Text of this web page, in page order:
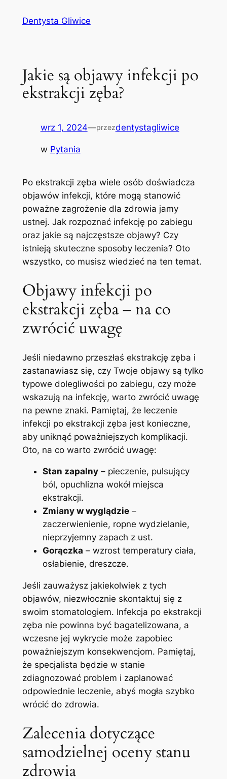
Dentysta Gliwice
Jakie są objawy infekcji po
ekstrakcji zęba?
wrz 1, 2024—przezdentystagliwice
w Pytania
Po ekstrakcji zęba ⁣wiele osób doświadcza
objawów ​infekcji, które mogą⁣ stanowić
poważne zagrożenie dla zdrowia jamy
ustnej. Jak rozpoznać infekcję po zabiegu
oraz jakie są najczęstsze objawy? Czy
istnieją skuteczne sposoby leczenia? Oto
wszystko, co musisz wiedzieć na ten⁢ temat.
Objawy infekcji⁣ po
ekstrakcji zęba – na co
zwrócić uwagę
Jeśli niedawno przeszłaś ekstrakcję ⁢zęba⁤ i‌
zastanawiasz się,⁣ czy Twoje objawy są⁣ tylko
typowe dolegliwości po zabiegu, czy może
wskazują‍ na infekcję,⁣ warto ‍zwrócić uwagę
na pewne znaki. Pamiętaj, że ⁤leczenie
infekcji po ekstrakcji zęba jest konieczne,‌
aby uniknąć poważniejszych komplikacji.
Oto, ⁢na co warto zwrócić uwagę:
Stan ​zapalny– pieczenie, ‌pulsujący
ból, opuchlizna wokół miejsca
ekstrakcji.
Zmiany w wyglądzie–
zaczerwienienie, ropne wydzielanie,
nieprzyjemny zapach z‌ ust.
Gorączka – wzrost temperatury ciała,
osłabienie, dreszcze.
Jeśli⁣ zauważysz jakiekolwiek z tych
objawów,‌ niezwłocznie skontaktuj się z
swoim stomatologiem. Infekcja⁤ po⁤ ekstrakcji⁢
zęba‍ nie powinna być bagatelizowana, a‍
wczesne jej wykrycie może zapobiec
poważniejszym konsekwencjom. Pamiętaj, ​
że specjalista będzie w​ stanie
⁤zdiagnozować problem ‍i zaplanować
odpowiednie leczenie,⁣ abyś mogła szybko
wrócić do zdrowia.
Zalecenia dotyczące
samodzielnej oceny stanu
zdrowia